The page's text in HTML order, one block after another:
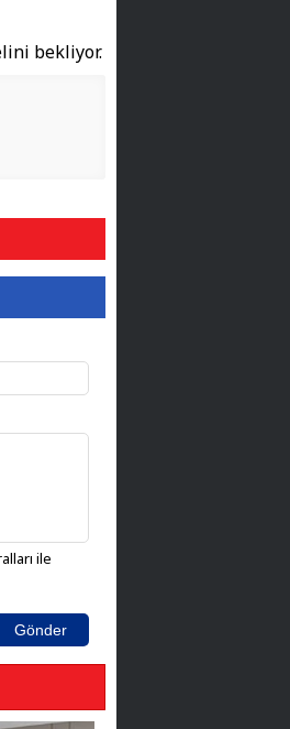
bekliyor.
ile
Gönder